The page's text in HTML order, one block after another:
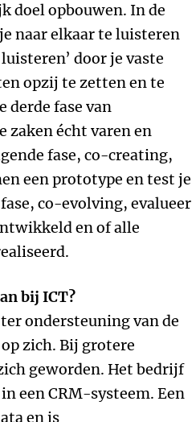
doel opbouwen. In de
naar elkaar te luisteren
door je vaste
opzij te zetten en te
derde fase van
zaken écht varen en
fase, co-creating,
een prototype en test je
co-evolving, evalueer
en of alle
bij ICT?
ondersteuning van de
zich. Bij grotere
geworden. Het bedrijf
een CRM-systeem. Een
en is